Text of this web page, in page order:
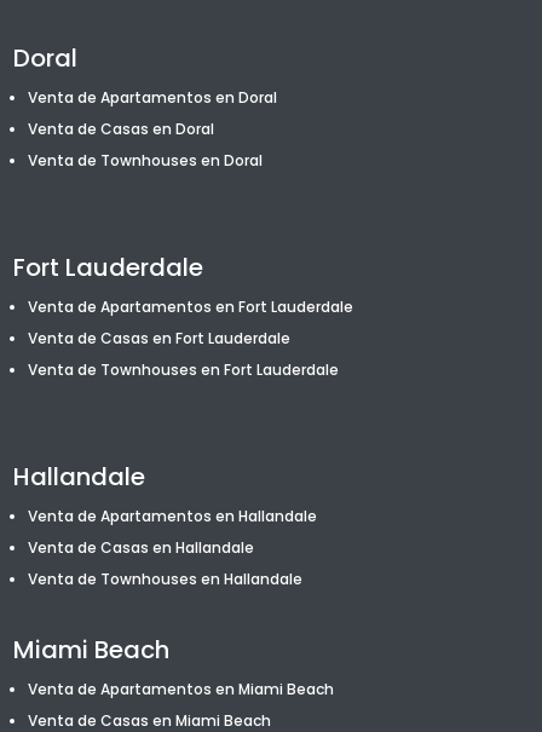
Doral
Venta de Apartamentos en Doral
Venta de Casas en Doral
Venta de Townhouses en Doral
Fort Lauderdale
Venta de Apartamentos en Fort Lauderdale
Venta de Casas en Fort Lauderdale
Venta de Townhouses en Fort Lauderdale
Hallandale
Venta de Apartamentos en Hallandale
Venta de Casas en Hallandale
Venta de Townhouses en Hallandale
Miami Beach
Venta de Apartamentos en Miami Beach
Venta de Casas en Miami Beach